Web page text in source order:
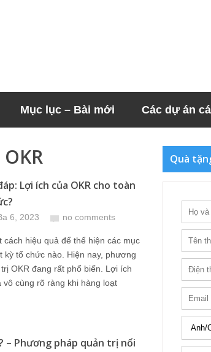
Mục lục – Bài mới Các dự án
Lợi ích của OKR cho toàn
6, 2023 no comments
cách hiệu quả để thể hiện các mục
kỳ tổ chức nào. Hiện nay, phương
OKR đang rất phổ biến. Lợi ích
vô cùng rõ ràng khi hàng loạt
– Phương pháp quản trị nổi
Quà